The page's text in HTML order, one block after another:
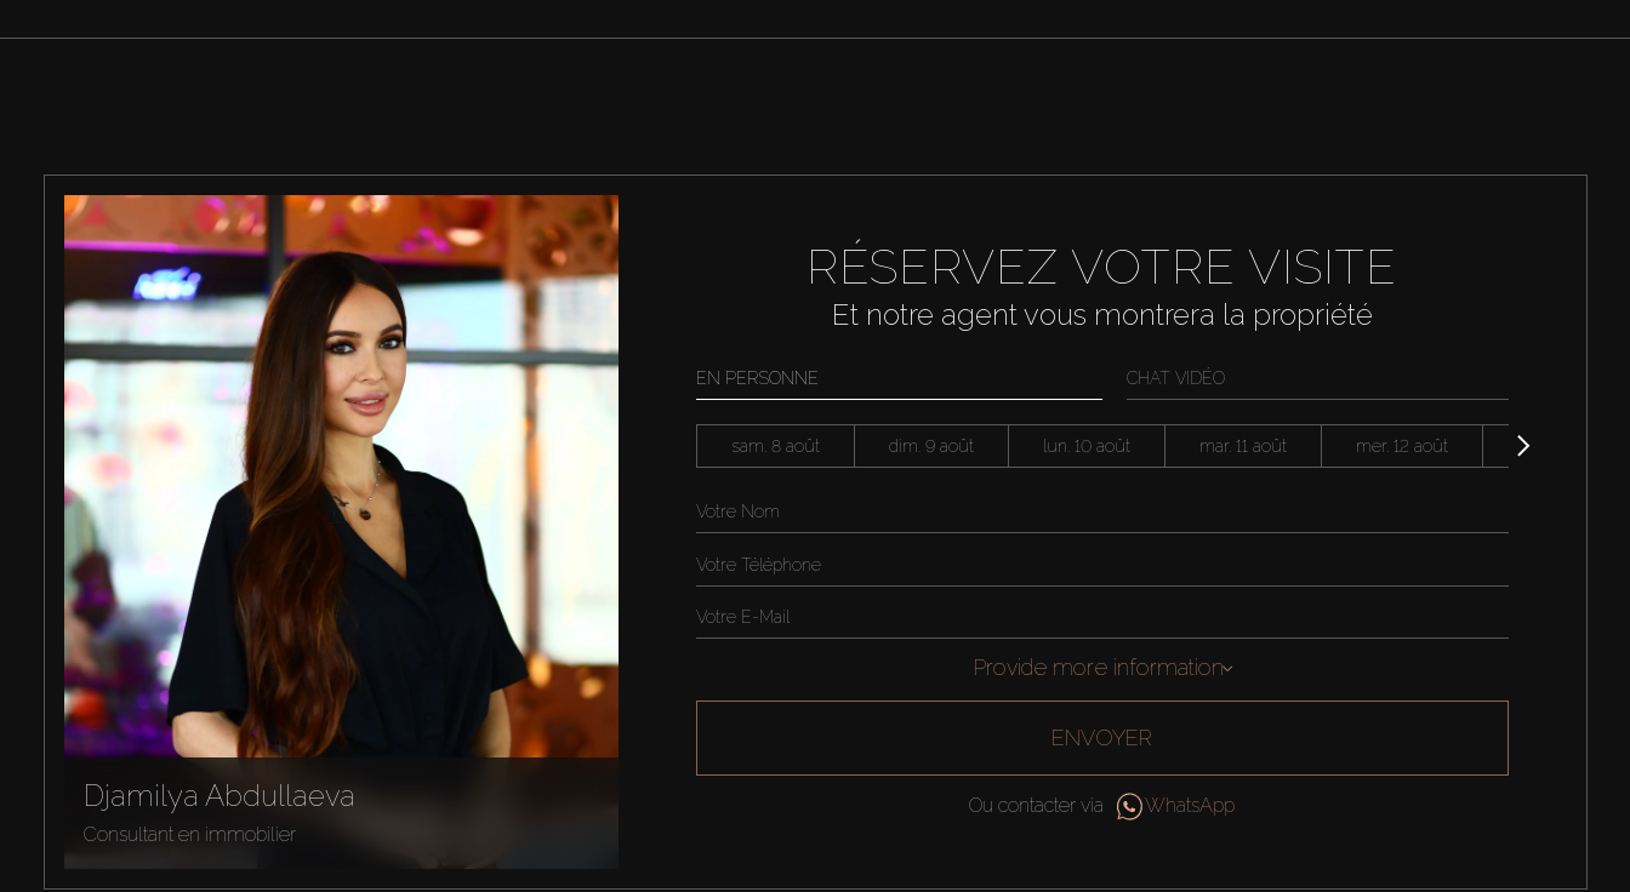
Djamilya Abdullaeva
Consultant en immobilier
RÉSERVEZ VOTRE VISITE
Et notre agent vous montrera la propriété
EN PERSONNE CHAT VIDÉO
sam. 8 août dim. 9 août lun. 10 août mar. 11 août mer. 12 août jeu. 13 août
Provide more information
ENVOYER
Ou contacter via WhatsApp